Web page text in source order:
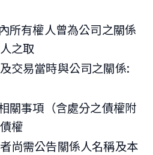
所有權人曾為公司之關係
之取
交易當時與公司之關係:
關事項（含處分之債權附
權
尚需公告關係人名稱及本